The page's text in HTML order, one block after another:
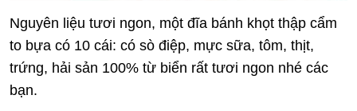
Nguyên liệu tươi ngon, một đĩa bánh khọt thập cẩm
to bựa có 10 cái: có sò điệp, mực sữa, tôm, thịt,
trứng, hải sản 100% từ biển rất tươi ngon nhé các
bạn.